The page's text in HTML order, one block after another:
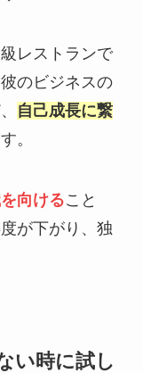
レストランで
のビジネスの
自己成長に繋
。
向けること
が下がり、独
い時に試し